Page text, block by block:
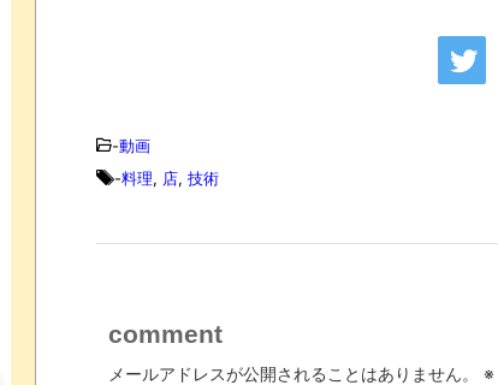
-動画
-料理, 店, 技術
comment
メールアドレスが公開されることはありません。 ※